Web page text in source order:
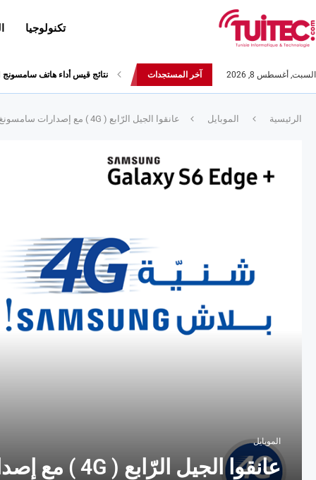
تكنولوجيا
السبت, أغسطس 8, 2026 آخر المستجدات أحدث إصدارات هواوي: هاتف “nova 8 SE” ينطلق رسميا مع أربع...
الرئيسية الموبايل عانقوا الجيل الرّابع ( 4G ) مع إصدارات سامسونغ الرّاقية !
الموبايل
عانقوا الجيل الرّابع ( 4G ) مع إصدارات سامسونغ الرّاقية !